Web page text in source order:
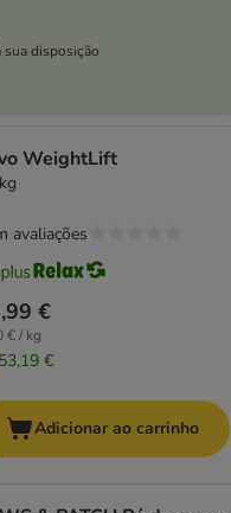
disposição
WeightLift
€
€ / kg
53,19 €
avaliações
Adicionar ao carrinho